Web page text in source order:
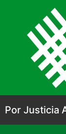
Por Justicia